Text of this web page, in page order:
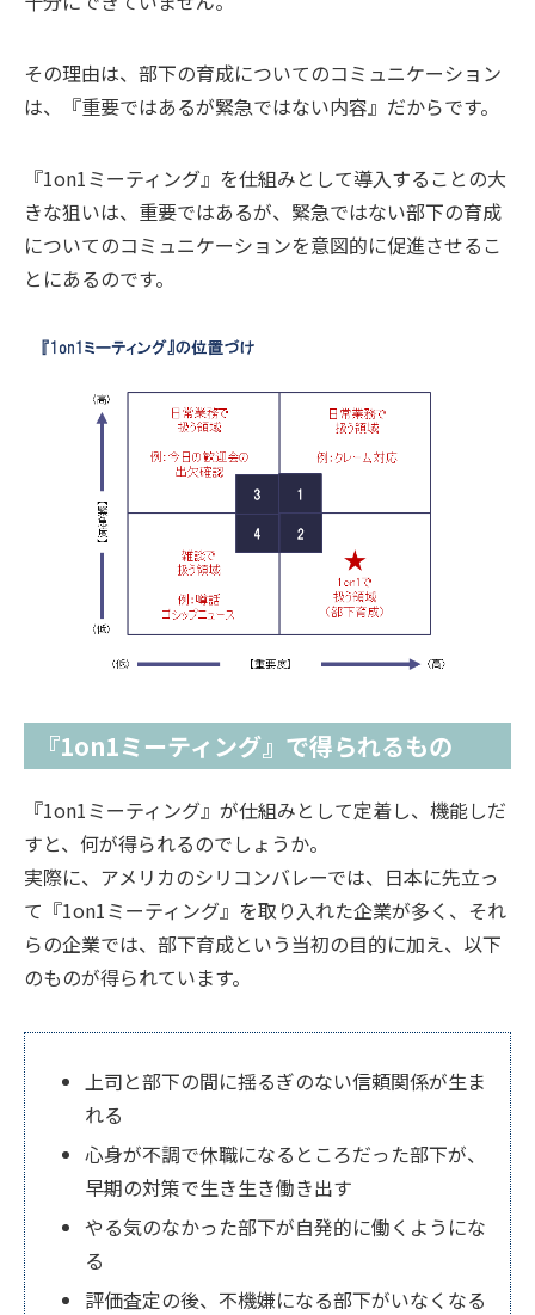
その理由は、部下の育成についてのコミュニケーション
は、『重要ではあるが緊急ではない内容』だからです。
『1on1ミーティング』を仕組みとして導入することの大
きな狙いは、重要ではあるが、緊急ではない部下の育成
についてのコミュニケーションを意図的に促進させるこ
とにあるのです。
『1on1ミーティング』で得られるもの
『1on1ミーティング』が仕組みとして定着し、機能しだ
すと、何が得られるのでしょうか。
実際に、アメリカのシリコンバレーでは、日本に先立っ
て『1on1ミーティング』を取り入れた企業が多く、それ
らの企業では、部下育成という当初の目的に加え、以下
のものが得られています。
上司と部下の間に揺るぎのない信頼関係が生ま
れる
心身が不調で休職になるところだった部下が、
早期の対策で生き生き働き出す
やる気のなかった部下が自発的に働くようにな
る
評価査定の後、不機嫌になる部下がいなくなる